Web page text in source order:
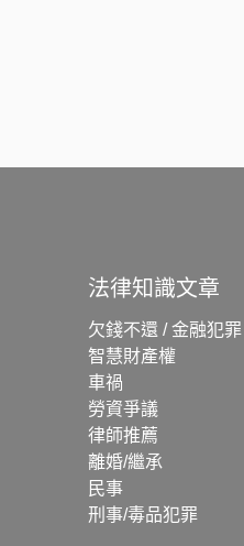
法律知識文章
欠錢不還 / 金融犯罪
智慧財產權
車禍
勞資爭議
律師推薦
離婚/繼承
民事
刑事/毒品犯罪